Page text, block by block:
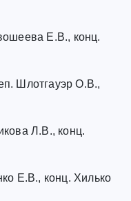
Е.В., конц.
Шлотгауэр О.В.,
Л.В., конц.
Е.В., конц. Хилько